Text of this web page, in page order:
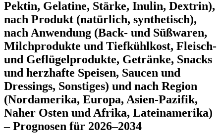
Pektin, Gelatine, Stärke, Inulin, Dextrin),
nach Produkt (natürlich, synthetisch),
nach Anwendung (Back- und Süßwaren,
Milchprodukte und Tiefkühlkost, Fleisch-
und Geflügelprodukte, Getränke, Snacks
und herzhafte Speisen, Saucen und
Dressings, Sonstiges) und nach Region
(Nordamerika, Europa, Asien-Pazifik,
Naher Osten und Afrika, Lateinamerika)
– Prognosen für 2026–2034